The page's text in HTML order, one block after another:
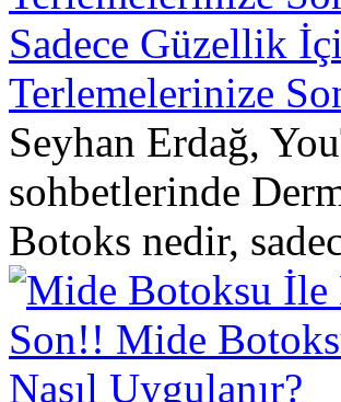
Sadece Güzellik
Terlemelerinize
Seyhan Erdağ,
sohbetlerinde
Botoks nedir,